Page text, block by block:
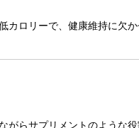
ロリーで、健康維持に欠
らサプリメントのような